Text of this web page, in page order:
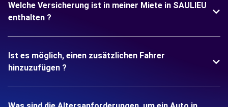
Welche Versicherung ist in meiner Miete in SAULIEU
enthalten ?
Ist es möglich, einen zusätzlichen Fahrer
hinzuzufügen ?